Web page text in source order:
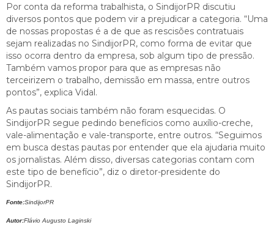
Por conta da reforma trabalhista, o SindijorPR discutiu
diversos pontos que podem vir a prejudicar a categoria. “Uma
de nossas propostas é a de que as rescisões contratuais
sejam realizadas no SindijorPR, como forma de evitar que
isso ocorra dentro da empresa, sob algum tipo de pressão.
Também vamos propor para que as empresas não
terceirizem o trabalho, demissão em massa, entre outros
pontos”, explica Vidal.
As pautas sociais também não foram esquecidas. O
SindijorPR segue pedindo benefícios como auxílio-creche,
vale-alimentação e vale-transporte, entre outros. “Seguimos
em busca destas pautas por entender que ela ajudaria muito
os jornalistas. Além disso, diversas categorias contam com
este tipo de benefício”, diz o diretor-presidente do
SindijorPR.
Fonte:SindijorPR
Autor:Flávio Augusto Laginski